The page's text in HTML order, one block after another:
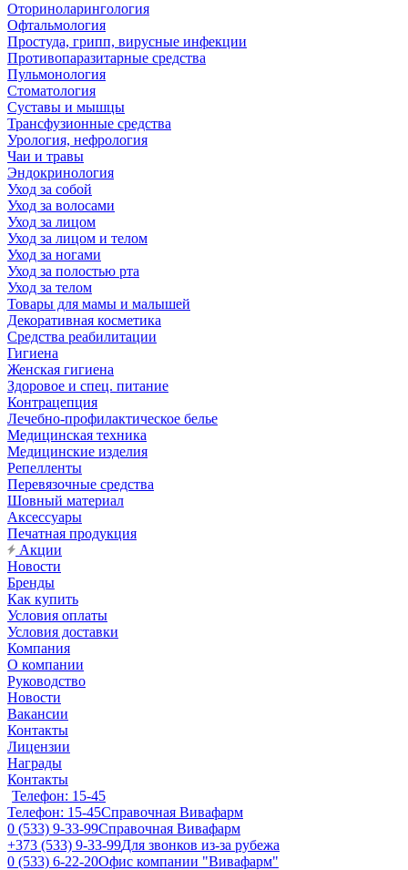
Оториноларингология
Офтальмология
Простуда, грипп, вирусные инфекции
Противопаразитарные средства
Пульмонология
Стоматология
Суставы и мышцы
Трансфузионные средства
Урология, нефрология
Чаи и травы
Эндокринология
Уход за собой
Уход за волосами
Уход за лицом
Уход за лицом и телом
Уход за ногами
Уход за полостью рта
Уход за телом
Товары для мамы и малышей
Декоративная косметика
Средства реабилитации
Гигиена
Женская гигиена
Здоровое и спец. питание
Контрацепция
Лечебно-профилактическое белье
Медицинская техника
Медицинские изделия
Репелленты
Перевязочные средства
Шовный материал
Аксессуары
Печатная продукция
Акции
Новости
Бренды
Как купить
Условия оплаты
Условия доставки
Компания
О компании
Руководство
Новости
Вакансии
Контакты
Лицензии
Награды
Контакты
Телефон: 15-45
Телефон: 15-45Справочная Вивафарм
0 (533) 9-33-99Справочная Вивафарм
+373 (533) 9-33-99Для звонков из-за рубежа
0 (533) 6-22-20Офис компании "Вивафарм"